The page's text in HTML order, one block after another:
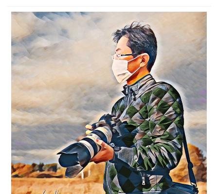
2023年
2022年
2020年
2019年
2018年
2017年
2016年